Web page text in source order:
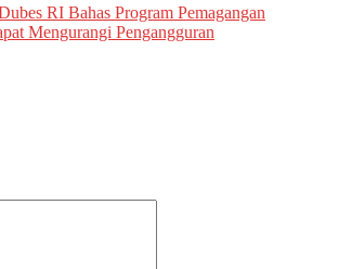
RI Bahas Program Pemagangan
Mengurangi Pengangguran